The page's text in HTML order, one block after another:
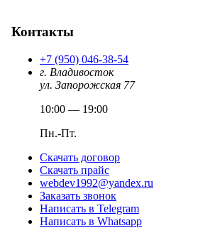
Контакты
+7 (950) 046-38-54
г. Владивосток
ул. Запорожская 77
10:00 — 19:00
Пн.-Пт.
Скачать договор
Скачать прайс
webdev1992@yandex.ru
Заказать звонок
Написать в Telegram
Написать в Whatsapp